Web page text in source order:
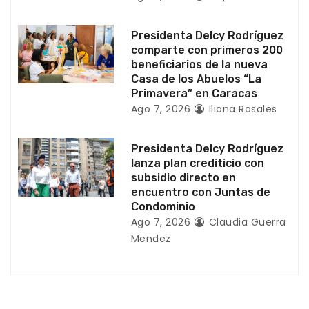
a
d
a
Presidenta Delcy Rodríguez
comparte con primeros 200
beneficiarios de la nueva
Casa de los Abuelos “La
Primavera” en Caracas
Ago 7, 2026 Iliana Rosales
Presidenta Delcy Rodríguez
lanza plan crediticio con
subsidio directo en
encuentro con Juntas de
Condominio
Ago 7, 2026
Claudia Guerra
Mendez